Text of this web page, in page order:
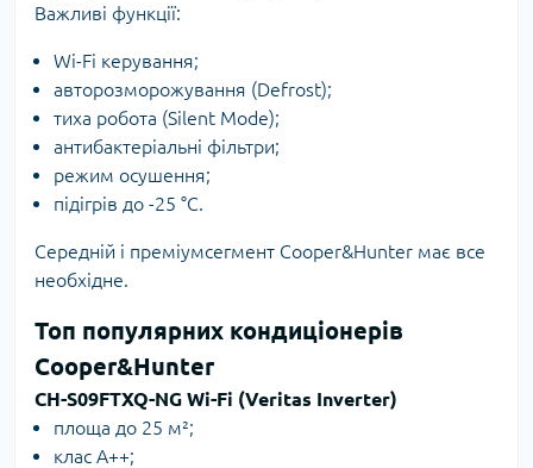
Важливі функції:
Wi-Fi керування;
авторозморожування (Defrost);
тиха робота (Silent Mode);
антибактеріальні фільтри;
режим осушення;
підігрів до -25 °C.
Середній і преміумсегмент Cooper&Hunter має все
необхідне.
Топ популярних кондиціонерів
Cooper&Hunter
CH-S09FTXQ-NG Wi-Fi (Veritas Inverter)
площа до 25 м²;
клас А++;